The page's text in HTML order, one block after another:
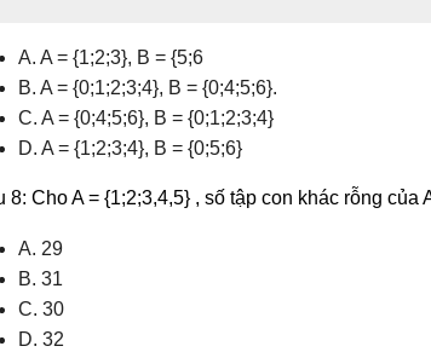
A. A = {1;2;3}, B = {5;6
B. A = {0;1;2;3;4}, B = {0;4;5;6}.
C. A = {0;4;5;6}, B = {0;1;2;3;4}
D. A = {1;2;3;4}, B = {0;5;6}
8: Cho A = {1;2;3,4,5} , số tập con khác rỗng của
A. 29
B. 31
C. 30
D. 32